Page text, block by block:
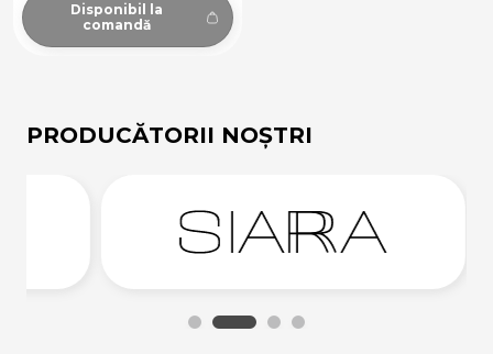
Disponibil la
comandă
PRODUCĂTORII NOȘTRI